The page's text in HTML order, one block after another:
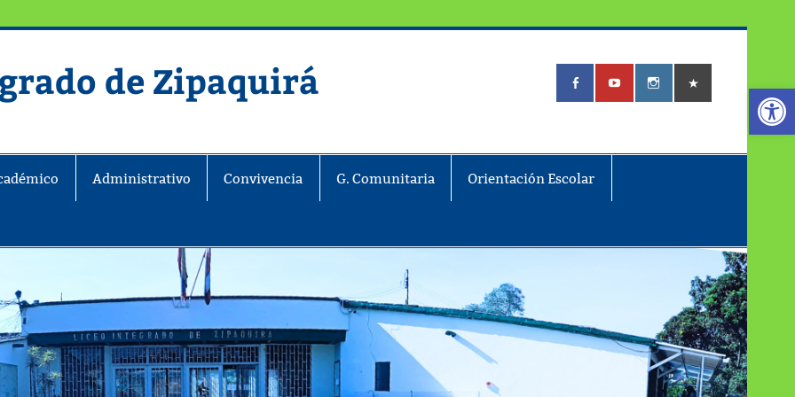
Abrir
de Zipaquirá
Administrativo Convivencia G. Comunitaria Orientación Escolar